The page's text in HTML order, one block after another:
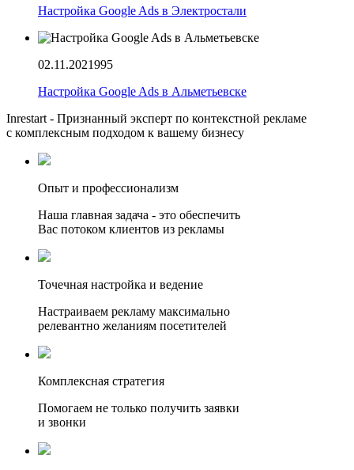
Настройка Google Ads в Электростали
02.11.2021995
Настройка Google Ads в Альметьевске
Inrestart - Признанный эксперт по контекстной рекламе
с комплексным подходом к вашему бизнесу
Опыт и профессионализм
Наша главная задача - это обеспечить
Вас потоком клиентов из рекламы
Точечная настройка и ведение
Настраиваем рекламу максимально
релевантно желаниям посетителей
Комплексная стратегия
Помогаем не только получить заявки
и звонки